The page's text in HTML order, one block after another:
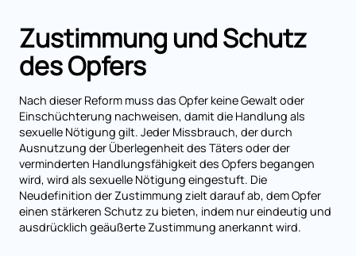
Zustimmung und Schutz
des Opfers
Nach dieser Reform muss das Opfer keine Gewalt oder
Einschüchterung nachweisen, damit die Handlung als
sexuelle Nötigung gilt. Jeder Missbrauch, der durch
Ausnutzung der Überlegenheit des Täters oder der
verminderten Handlungsfähigkeit des Opfers begangen
wird, wird als sexuelle Nötigung eingestuft. Die
Neudefinition der Zustimmung zielt darauf ab, dem Opfer
einen stärkeren Schutz zu bieten, indem nur eindeutig und
ausdrücklich geäußerte Zustimmung anerkannt wird.